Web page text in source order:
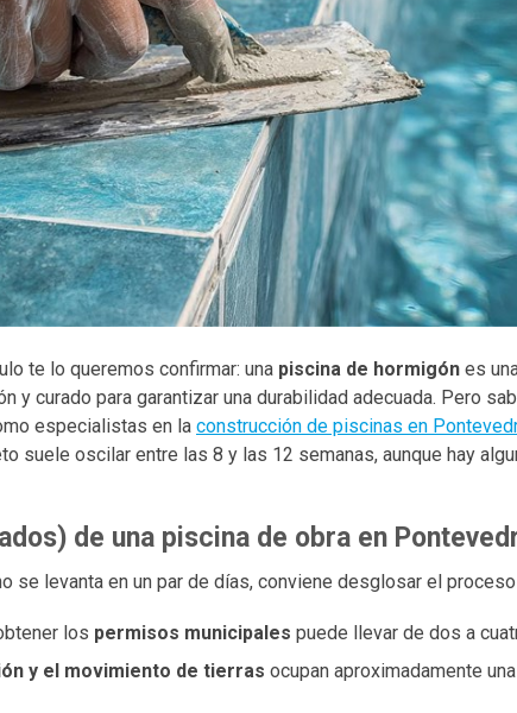
te lo queremos confirmar: una piscina de hormigón es
y curado para garantizar una durabilidad adecuada. Pero
especialistas en la construcción de piscinas en
suele oscilar entre las 8 y las 12 semanas, aunque hay
de una piscina de obra en
se levanta en un par de días, conviene desglosar el
los permisos municipales puede llevar de dos a
y el movimiento de tierras ocupan aproximadamente